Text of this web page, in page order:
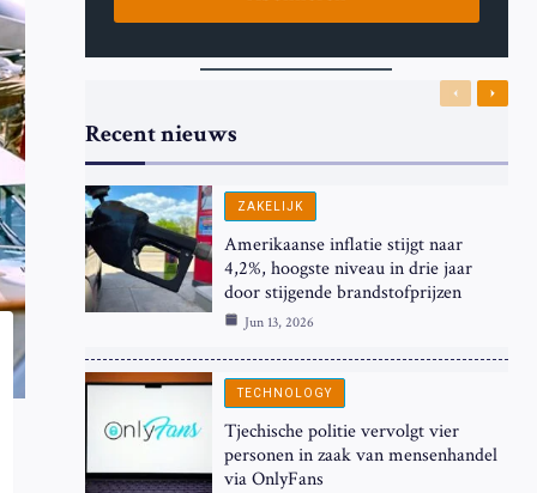
Recent nieuws
Previous
Next
ZAKELIJK
Amerikaanse inflatie stijgt naar
4,2%, hoogste niveau in drie jaar
door stijgende brandstofprijzen
Jun 13, 2026
TECHNOLOGY
Tjechische politie vervolgt vier
personen in zaak van mensenhandel
via OnlyFans